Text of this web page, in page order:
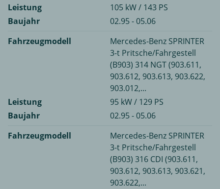
Leistung
105 kW / 143 PS
Baujahr
02.95 - 05.06
Fahrzeugmodell
Mercedes-Benz SPRINTER
3-t Pritsche/Fahrgestell
(B903) 314 NGT (903.611,
903.612, 903.613, 903.622,
903.012,...
Leistung
95 kW / 129 PS
Baujahr
02.95 - 05.06
Fahrzeugmodell
Mercedes-Benz SPRINTER
3-t Pritsche/Fahrgestell
(B903) 316 CDI (903.611,
903.612, 903.613, 903.621,
903.622,...